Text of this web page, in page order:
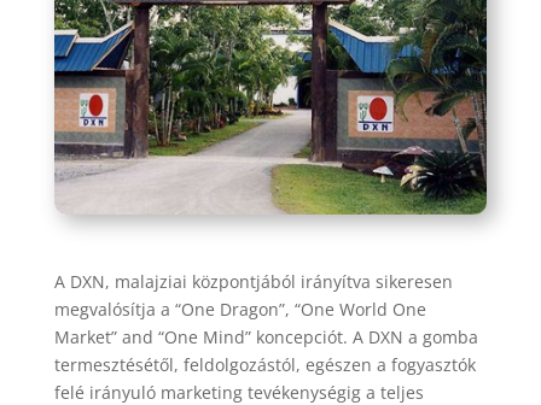
A DXN, malajziai központjából irányítva sikeresen
megvalósítja a “One Dragon”, “One World One
Market” and “One Mind” koncepciót. A DXN a gomba
termesztésétől, feldolgozástól, egészen a fogyasztók
felé irányuló marketing tevékenységig a teljes